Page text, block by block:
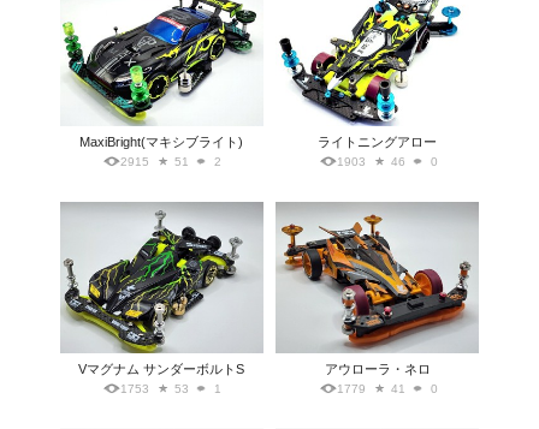
MaxiBright(マキシブライト)
2915 51 2
ライトニングアロー
1903 46 0
Vマグナム サンダーボルトS
1753 53 1
アウローラ・ネロ
1779 41 0